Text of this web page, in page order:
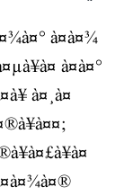
à¤à¤¾
à¤à¤°
à¤¸à¤